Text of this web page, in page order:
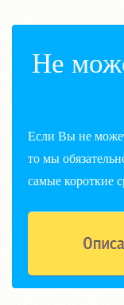
Не
Если Вы не
то мы
самые короткие